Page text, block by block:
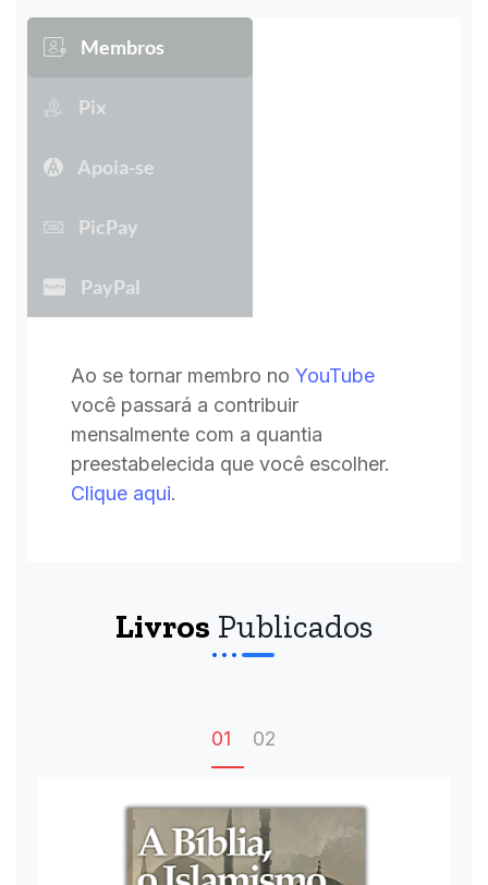
Membros
Pix
Apoia-se
PicPay
PayPal
Ao se tornar membro no YouTube
você passará a contribuir
mensalmente com a quantia
preestabelecida que você escolher.
Clique aqui.
Livros Publicados
01 02